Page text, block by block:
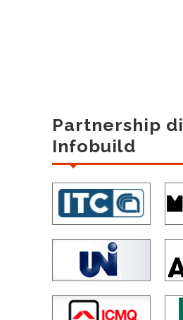
Partnership di
Infobuild